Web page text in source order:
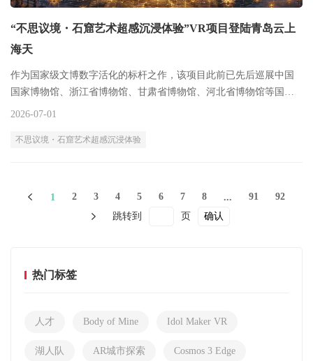
“不思议境・石窟艺术超感沉浸体验”VR项目登陆青岛云上
海天
作为国家级文博数字活化的标杆之作，该项目此前已先后巡展中国
国家博物馆、浙江省博物馆、甘肃省博物馆、河北省博物馆等国内
顶级文博场馆，收获口碑与影响力双丰收。
2026-07-01
不思议境・石窟艺术超感沉浸体验
1 2 3 4 5 6 7 8 ... 91
92
跳转到
页 确认
热门标签
人才 Body of Mine Idol Maker VR
湖人队 AR城市探索 Cosmos 3 Edge